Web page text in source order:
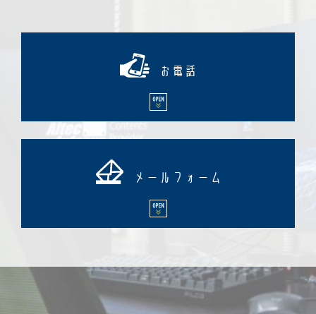
お電話
メールフォーム